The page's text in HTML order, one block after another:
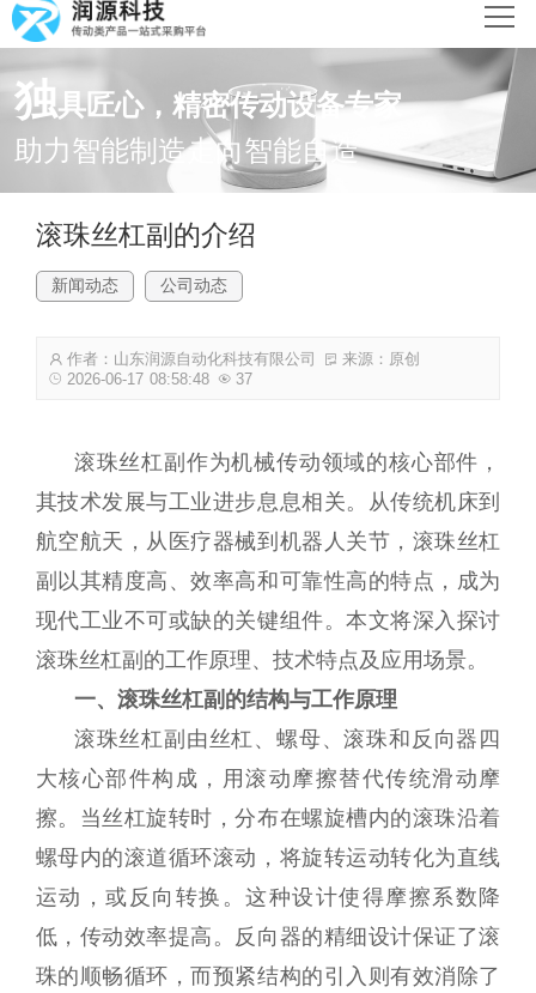
网站首页
产品中心
解决方案
关于润源
联系我们
独具匠心，精密传动设备专家
助力智能制造走向智能自造
滚珠丝杠副的介绍
新闻动态 公司动态
作者：山东润源自动化科技有限公司
来源：原创
2026-06-17 08:58:48
37
滚珠丝杠副作为机械传动领域的核心部件，
其技术发展与工业进步息息相关。从传统机床到
航空航天，从医疗器械到机器人关节，滚珠丝杠
副以其精度高、效率高和可靠性高的特点，成为
现代工业不可或缺的关键组件。本文将深入探讨
滚珠丝杠副的工作原理、技术特点及应用场景。
一、滚珠丝杠副的结构与工作原理
滚珠丝杠副由丝杠、螺母、滚珠和反向器四
大核心部件构成，用滚动摩擦替代传统滑动摩
擦。当丝杠旋转时，分布在螺旋槽内的滚珠沿着
螺母内的滚道循环滚动，将旋转运动转化为直线
运动，或反向转换。这种设计使得摩擦系数降
低，传动效率提高。反向器的精细设计保证了滚
珠的顺畅循环，而预紧结构的引入则有效消除了